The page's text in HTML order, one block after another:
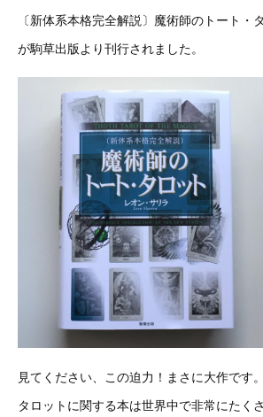
〔新体系本格完全解説〕魔術師のトート・
が駒草出版より刊行されました。
見てください、この迫力！まさに大作です。
タロットに関する本は世界中で非常にたく